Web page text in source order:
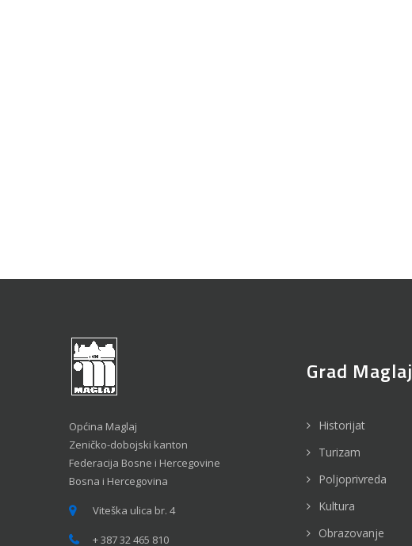
Općina Maglaj
Zeničko-dobojski kanton
Federacija Bosne i Hercegovine
Bosna i Hercegovina
Viteška ulica br. 4
+ 387 32 465 810
Grad Maglaj
Historijat
Turizam
Poljoprivreda
Kultura
Obrazovanje